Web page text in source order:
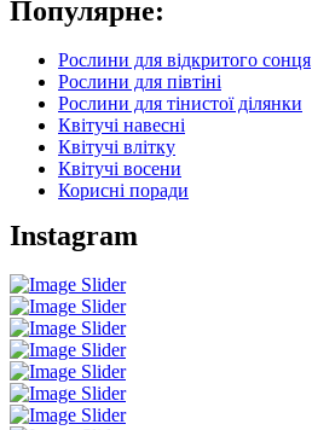
Популярне:
Рослини для відкритого сонця
Рослини для півтіні
Рослини для тінистої ділянки
Квітучі навесні
Квітучі влітку
Квітучі восени
Корисні поради
Instagram